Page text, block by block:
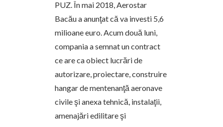
PUZ. În mai 2018, Aerostar
Bacău a anunţat că va investi 5,6
milioane euro. Acum două luni,
compania a semnat un contract
ce are ca obiect lucrări de
autorizare, proiectare, construire
hangar de mentenanţă aeronave
civile şi anexa tehnică, instalaţii,
amenajări edilitare şi